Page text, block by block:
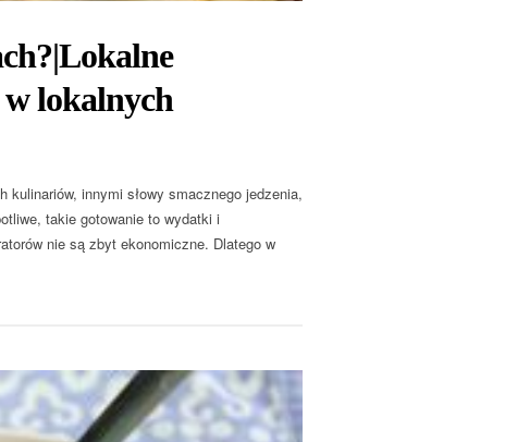
lokalnych
innymi słowy smacznego jedzenia,
takie gotowanie to wydatki i
nie są zbyt ekonomiczne. Dlatego w